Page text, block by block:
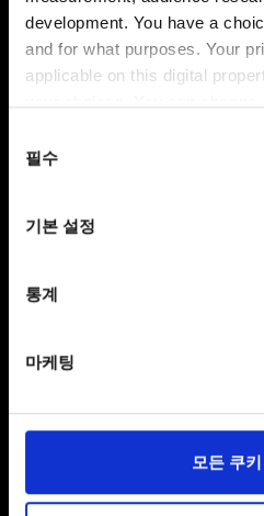
development. You have a
and for what purposes. Your
applicable on this digital
the Privacy trigger icon.
Collect information
Identify your device
Find out more about how
일부 쿠키는 웹 사이트를 정상
관련 기술적 피드백을 제공하
선택
필수
기본 설정
통계
마케팅
모든 쿠
위의 사항이 도움이 되지 않는
문의해 주시기 바랍니다.
SNS